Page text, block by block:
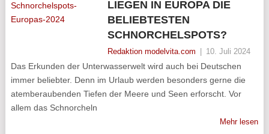
LIEGEN IN EUROPA DIE
BELIEBTESTEN
SCHNORCHELSPOTS?
Redaktion modelvita.com 10. Juli 2024
Das Erkunden der Unterwasserwelt wird auch bei Deutschen
immer beliebter. Denn im Urlaub werden besonders gerne die
atemberaubenden Tiefen der Meere und Seen erforscht. Vor
allem das Schnorcheln
Mehr lesen